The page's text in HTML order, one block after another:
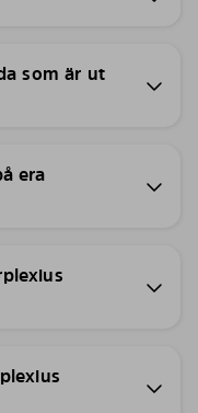
som är ut
era